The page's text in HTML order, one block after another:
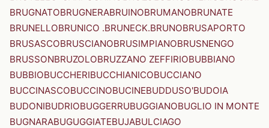
BRUGNATOBRUGNERABRUINOBRUMANOBRUNATE
BRUNELLOBRUNICO .BRUNECK.BRUNOBRUSAPORTO
BRUSASCOBRUSCIANOBRUSIMPIANOBRUSNENGO
BRUSSONBRUZOLOBRUZZANO ZEFFIRIOBUBBIANO
BUBBIOBUCCHERIBUCCHIANICOBUCCIANO
BUCCINASCOBUCCINOBUCINEBUDDUSO'BUDOIA
BUDONIBUDRIOBUGGERRUBUGGIANOBUGLIO IN MONTE
BUGNARABUGUGGIATEBUJABULCIAGO